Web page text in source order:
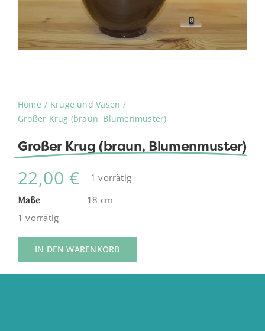
Home
Krüge und Vasen
Großer Krug (braun, Blumenmuster)
Großer Krug (braun, Blumenmuster)
22,00 €
1 vorrätig
Maße
18 cm
1 vorrätig
IN DEN WARENKORB